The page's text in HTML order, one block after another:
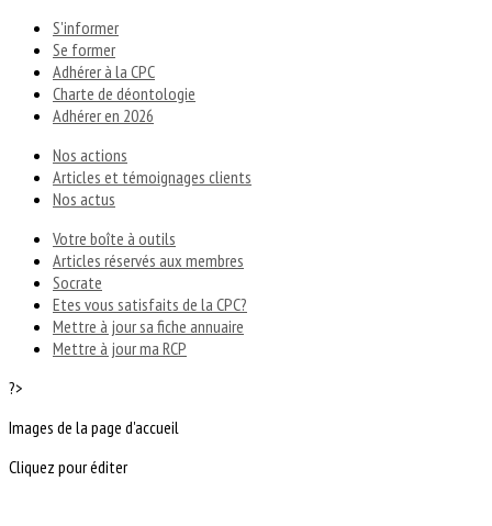
S'informer
Se former
Adhérer à la CPC
Charte de déontologie
Adhérer en 2026
Nos actions
Articles et témoignages clients
Nos actus
Votre boîte à outils
Articles réservés aux membres
Socrate
Etes vous satisfaits de la CPC?
Mettre à jour sa fiche annuaire
Mettre à jour ma RCP
?>
Images de la page d'accueil
Cliquez pour éditer